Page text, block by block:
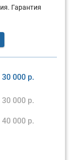
Гарантия
30 000 р.
30 000 р.
40 000 р.